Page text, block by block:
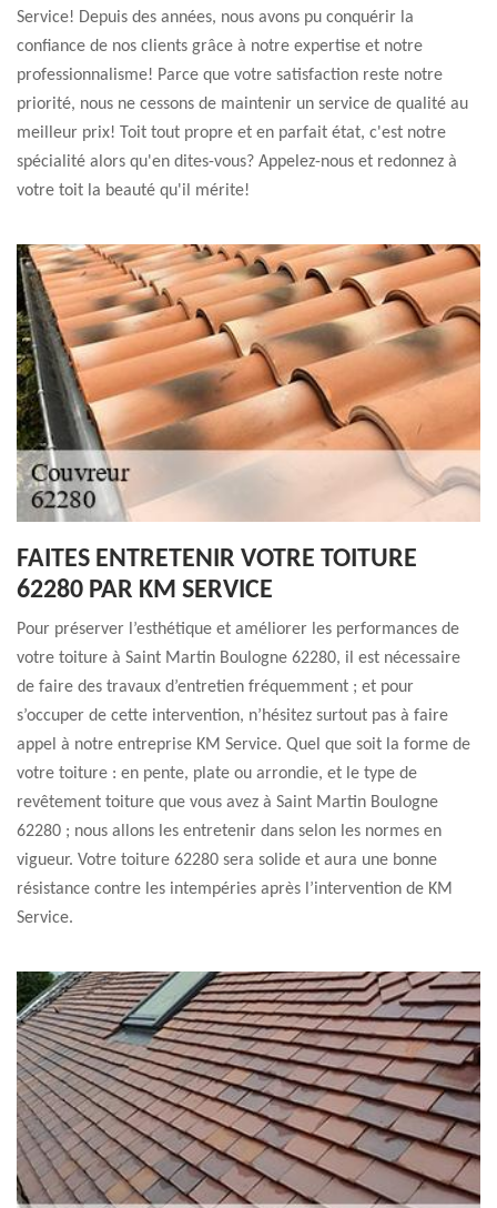
Service! Depuis des années, nous avons pu conquérir la
confiance de nos clients grâce à notre expertise et notre
professionnalisme! Parce que votre satisfaction reste notre
priorité, nous ne cessons de maintenir un service de qualité au
meilleur prix! Toit tout propre et en parfait état, c'est notre
spécialité alors qu'en dites-vous? Appelez-nous et redonnez à
votre toit la beauté qu'il mérite!
FAITES ENTRETENIR VOTRE TOITURE
62280 PAR KM SERVICE
Pour préserver l’esthétique et améliorer les performances de
votre toiture à Saint Martin Boulogne 62280, il est nécessaire
de faire des travaux d’entretien fréquemment ; et pour
s’occuper de cette intervention, n’hésitez surtout pas à faire
appel à notre entreprise KM Service. Quel que soit la forme de
votre toiture : en pente, plate ou arrondie, et le type de
revêtement toiture que vous avez à Saint Martin Boulogne
62280 ; nous allons les entretenir dans selon les normes en
vigueur. Votre toiture 62280 sera solide et aura une bonne
résistance contre les intempéries après l’intervention de KM
Service.